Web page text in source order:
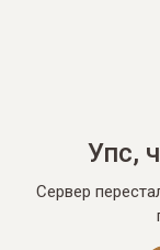
Упс,
Сервер